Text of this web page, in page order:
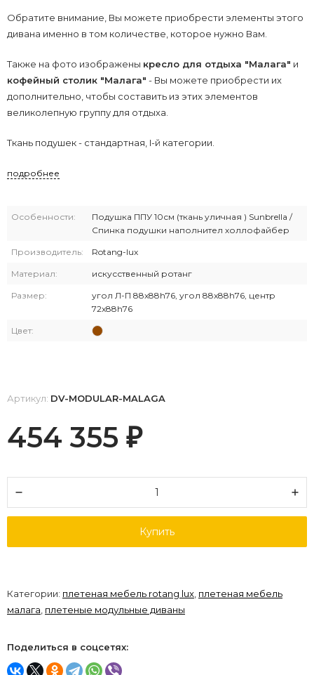
Обратите внимание, Вы можете приобрести элементы этого
дивана именно в том количестве, которое нужно Вам.
Также на фото изображены кресло для отдыха "Малага" и
кофейный столик "Малага" - Вы можете приобрести их
дополнительно, чтобы составить из этих элементов
великолепную группу для отдыха.
Ткань подушек - стандартная, I-й категории.
подробнее
Особенности:
Подушка ППУ 10см (ткань уличная ) Sunbrella /
Спинка подушки наполнител холлофайбер
Производитель: Rotang-lux
Материал: искусственный ротанг
Размер:
угол Л-П 88x88h76, угол 88x88h76, центр
72x88h76
Цвет:
Артикул: DV-MODULAR-MALAGA
454 355 ₽
Купить
Категории: плетеная мебель rotang lux плетеная мебель
малага плетеные модульные диваны
Поделиться в соцсетях: